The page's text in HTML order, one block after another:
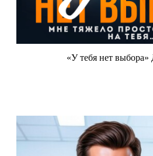
«У тебя нет